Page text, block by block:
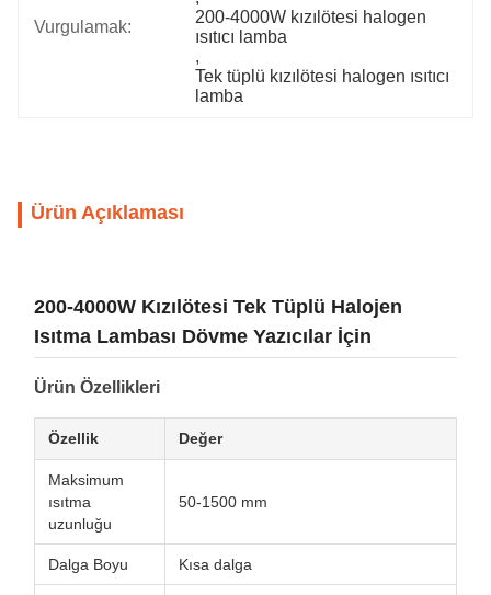
Vurgulamak:
200-4000W kızılötesi halogen
ısıtıcı lamba
,
Tek tüplü kızılötesi halogen ısıtıcı
lamba
Ürün Açıklaması
200-4000W Kızılötesi Tek Tüplü Halojen
Isıtma Lambası Dövme Yazıcılar İçin
Ürün Özellikleri
Özellik Değer
Maksimum
ısıtma
uzunluğu
50-1500 mm
Dalga Boyu Kısa dalga